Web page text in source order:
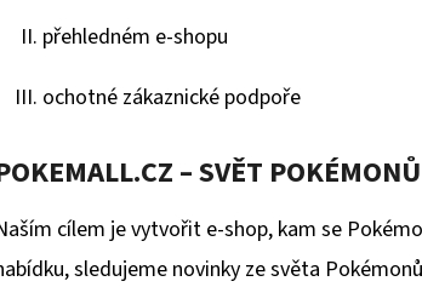
přehledném e-shopu
ochotné zákaznické podpoře
– SVĚT
cílem je vytvořit e-shop, kam se
sledujeme novinky ze světa